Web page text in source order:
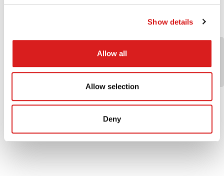
Show details
Allow all
Allow selection
Deny
サービス稼働率 ＝ ( 計画サービス時間 － サービ
ス提供停止時間 )／ 計画サービス時間